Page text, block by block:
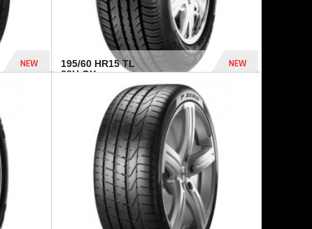
NEW
955 Dhs
195/60 HR15 TL
88H GY...
NEW